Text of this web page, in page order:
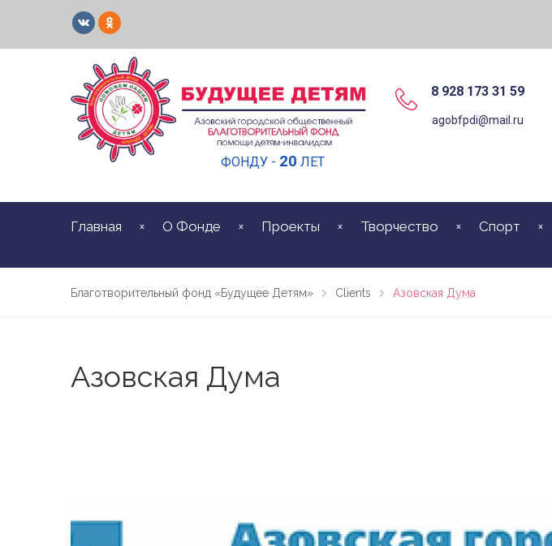
ФОНДУ - 20 ЛЕТ
8 928 173 31 59
agobfpdi@mail.ru
Главная О Фонде Проекты Творчество Спорт
Благотворительный фонд «Будущее Детям» Clients Азовская Дума
Азовская Дума